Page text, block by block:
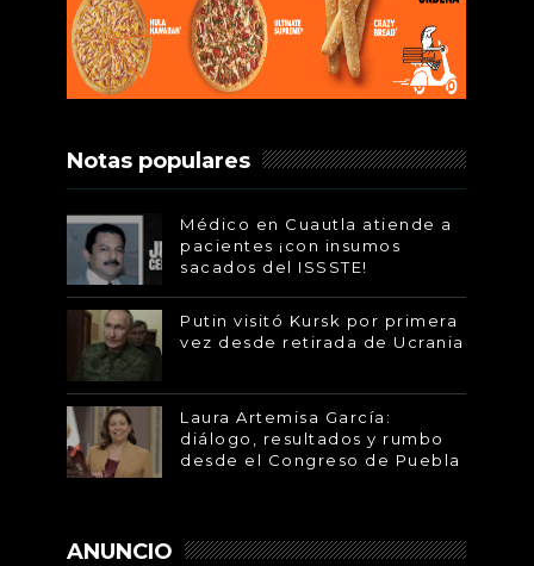
Notas populares
Médico en Cuautla atiende a
pacientes ¡con insumos
sacados del ISSSTE!
Putin visitó Kursk por primera
vez desde retirada de Ucrania
Laura Artemisa García:
diálogo, resultados y rumbo
desde el Congreso de Puebla
ANUNCIO